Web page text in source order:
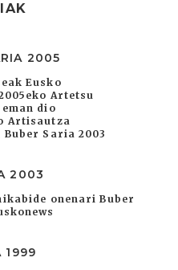
2005
Eusko
Artetsu
dio
Artisautza
Saria 2003
2003
onenari Buber
1999